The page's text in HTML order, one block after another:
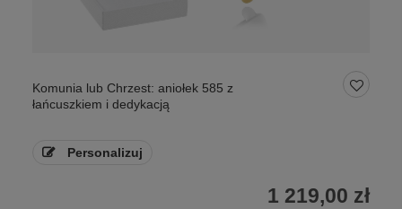
Komunia lub Chrzest: aniołek 585 z
łańcuszkiem i dedykacją
Personalizuj
1 219,00 zł